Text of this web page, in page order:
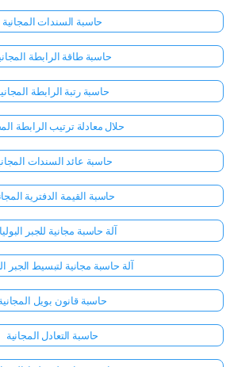
حاسبة السندات المجانية
حاسبة طاقة الرابطة
حاسبة رتبة الرابطة
حلال معادلة ترتيب الرابطة
حاسبة عائد السندات
حاسبة القيمة الدفترية
آلة حاسبة مجانية للجبر
آلة حاسبة مجانية لتبسيط الجبر
حاسبة قانون بويل
حاسبة التعادل المجانية